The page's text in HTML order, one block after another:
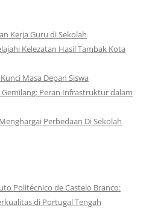
Kerja Guru di Sekolah
Kelezatan Hasil Tambak Kota
Masa Depan Siswa
Peran Infrastruktur dalam
Perbedaan Di Sekolah
Politécnico de Castelo Branco:
di Portugal Tengah